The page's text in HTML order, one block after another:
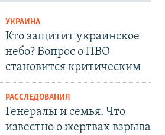
УКРАИНА
Кто защитит украинское
небо? Вопрос о ПВО
становится критическим
РАССЛЕДОВАНИЯ
Генералы и семья. Что
известно о жертвах взрыва